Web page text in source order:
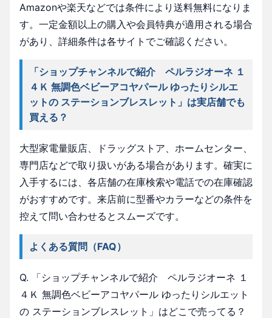
Amazonや楽天などでは条件により送料無料になりま
す。一定金額以上の購入や会員特典が適用される場合
があり、詳細条件は各サイトでご確認ください。
「ショップチャンネルで紹介 ペルラジオーネ １
４Ｋ 無調色ベビーアコヤパール ゆったりシルエ
ットの ステーションブレスレット」は実店舗でも
買える？
大型家電量販店、ドラッグストア、ホームセンター、
専門店などで取り扱いがある場合があります。確実に
入手するには、各店舗の在庫検索や電話での在庫確認
がおすすめです。来店前に型番やカラーなどの条件を
控えて問い合わせるとスムーズです。
よくある質問（FAQ）
Q. 「ショップチャンネルで紹介 ペルラジオーネ １
４Ｋ 無調色ベビーアコヤパール ゆったりシルエット
の ステーションブレスレット」はどこで売ってる？